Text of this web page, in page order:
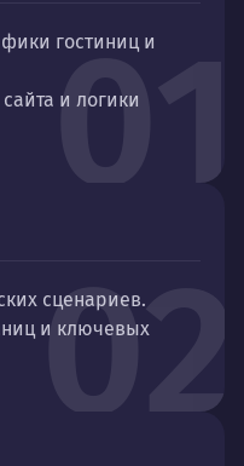
01
гостиниц и
и логики
02
сценариев.
и ключевых